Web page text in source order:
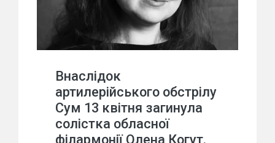
Внаслідок
артилерійського обстрілу
Сум 13 квітня загинула
солістка обласної
філармонії Олена Когут.